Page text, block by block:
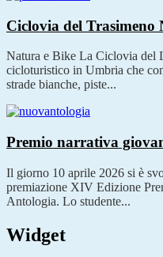
Ciclovia del Trasimeno
Natura e Bike La Ciclovia del
cicloturistico in Umbria che
strade bianche, piste...
Premio narrativa
Il giorno 10 aprile 2026 si è
premiazione XIV Edizione
Antologia. Lo studente...
Widget